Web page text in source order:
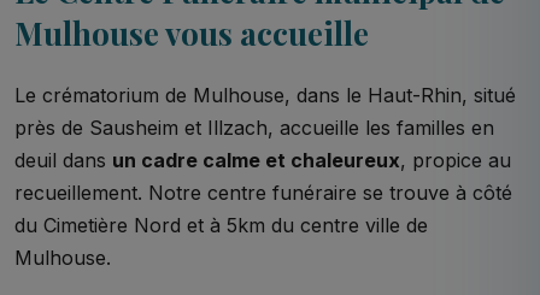
Mulhouse vous accueille
Le crématorium de Mulhouse, dans le Haut-Rhin, situé
près de Sausheim et Illzach, accueille les familles en
deuil dans un cadre calme et chaleureux, propice au
recueillement. Notre centre funéraire se trouve à côté
du Cimetière Nord et à 5km du centre ville de
Mulhouse.